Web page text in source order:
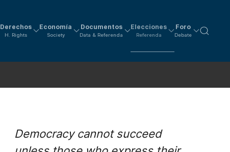
Derechos
H. Rights
Economía
Society
Documentos
Data & Referenda
Elecciones
Referenda
Foro
Debate
Democracy cannot succeed